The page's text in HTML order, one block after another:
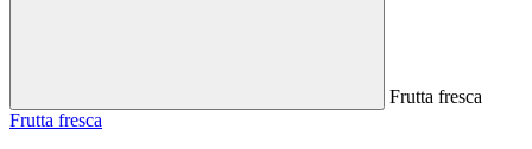
Frutta fresca
Frutta fresca